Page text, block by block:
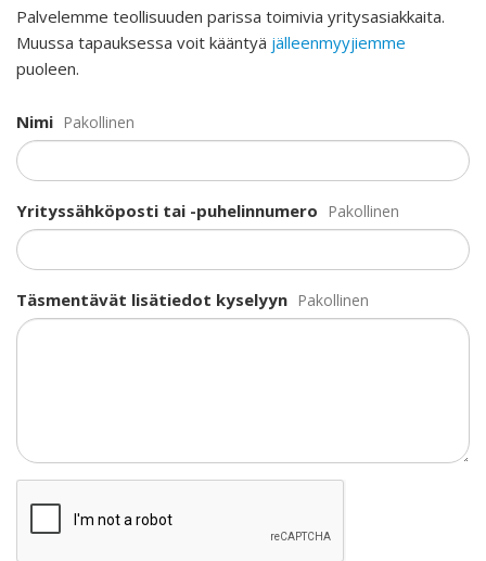
Palvelemme teollisuuden parissa toimivia yritysasiakkaita.
Muussa tapauksessa voit kääntyä jälleenmyyjiemme
puoleen.
Nimi Pakollinen
Yrityssähköposti tai -puhelinnumero Pakollinen
Täsmentävät lisätiedot kyselyyn Pakollinen